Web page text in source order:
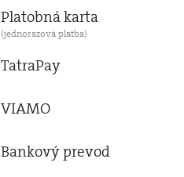
Platobná karta
(jednorazová platba)
TatraPay
VIAMO
Bankový prevod